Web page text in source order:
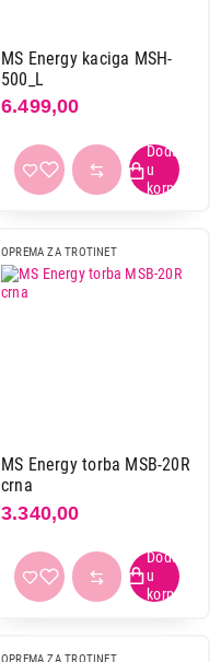
MS Energy kaciga MSH-
500_L
6.499,00
OPREMA ZA TROTINET
MS Energy torba MSB-20R
crna
3.340,00
OPREMA ZA TROTINET